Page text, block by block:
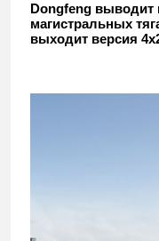
Dongfeng выводит
магистральных
выходит версия